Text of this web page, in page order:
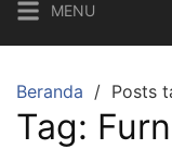
k
MENU
Beranda Posts
Tag: